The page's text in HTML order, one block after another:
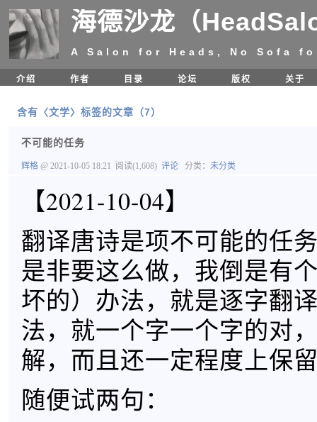
海德沙龙（
A Salon for Heads, No Sofa
介绍 作者 目录 论坛 版权 关于
含有〈文学〉标签的文章（7）
不可能的任务
辉格 @ 2021-10-05 18:21 阅读(1,608) 评论 分类： 未分类
【2021-10-04】
翻译唐诗是项不可能的任
是非要这么做，我倒是有
坏的）办法，就是逐字翻
法，就一个字一个字的对
解，而且还一定程度上保
随便试两句：